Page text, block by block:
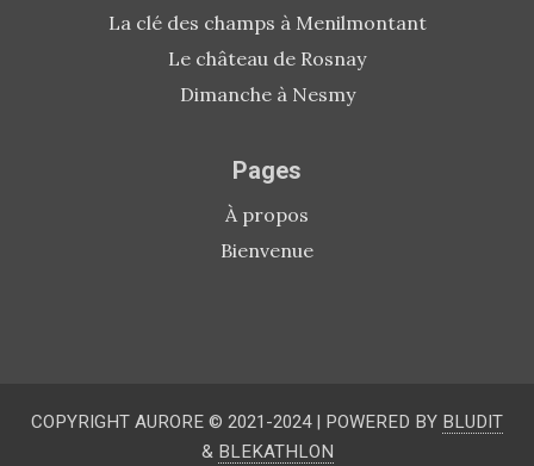
La clé des champs à Menilmontant
Le château de Rosnay
Dimanche à Nesmy
Pages
À propos
Bienvenue
COPYRIGHT AURORE © 2021-2024 | POWERED BY BLUDIT
& BLEKATHLON